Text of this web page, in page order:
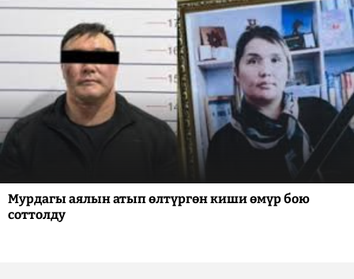
Мурдагы аялын атып өлтүргөн киши өмүр бою
соттолду